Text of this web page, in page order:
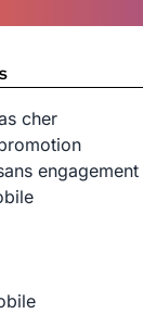
cher
engagement